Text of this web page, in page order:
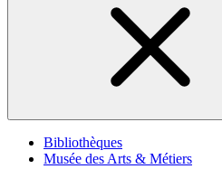
Bibliothèques
Musée des Arts & Métiers